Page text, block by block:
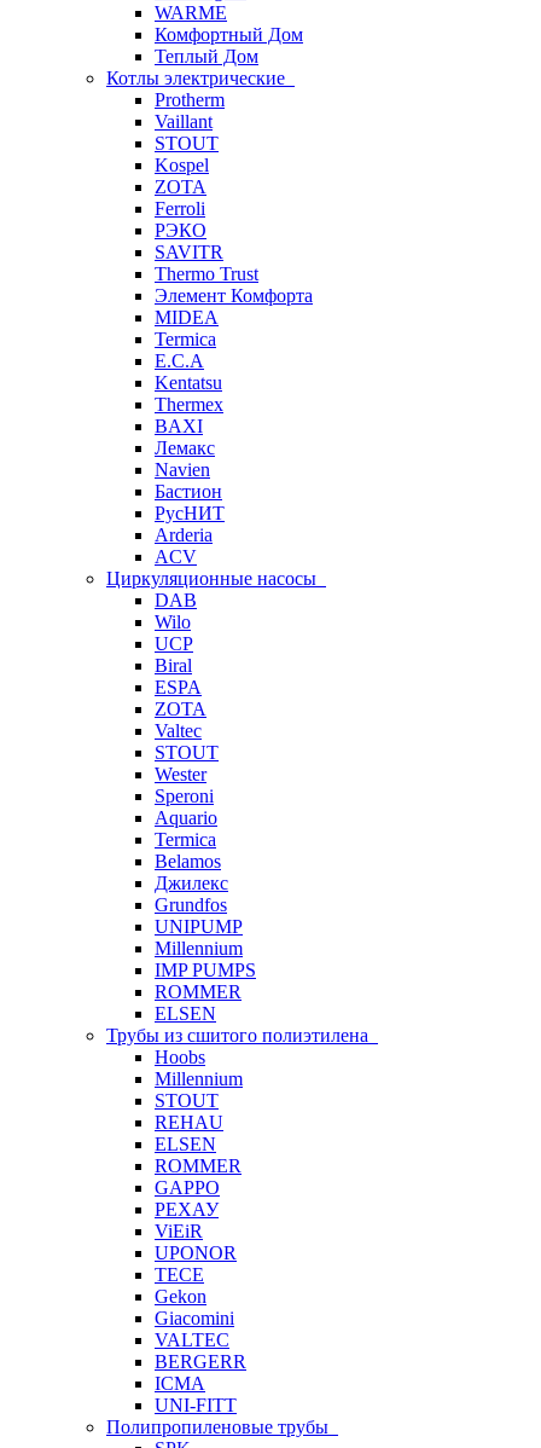
WARME
Комфортный Дом
Теплый Дом
Котлы электрические
Protherm
Vaillant
STOUT
Kospel
ZOTA
Ferroli
РЭКО
SAVITR
Thermo Trust
Элемент Комфорта
MIDEA
Termica
E.C.A
Kentatsu
Thermex
BAXI
Лемакс
Navien
Бастион
РусНИТ
Arderia
ACV
Циркуляционные насосы
DAB
Wilo
UCP
Biral
ESPA
ZOTA
Valtec
STOUT
Wester
Speroni
Aquario
Termica
Belamos
Джилекс
Grundfos
UNIPUMP
Millennium
IMP PUMPS
ROMMER
ELSEN
Трубы из сшитого полиэтилена
Hoobs
Millennium
STOUT
REHAU
ELSEN
ROMMER
GAPPO
РЕХАУ
ViEiR
UPONOR
TECE
Gekon
Giacomini
VALTEC
BERGERR
ICMA
UNI-FITT
Полипропиленовые трубы